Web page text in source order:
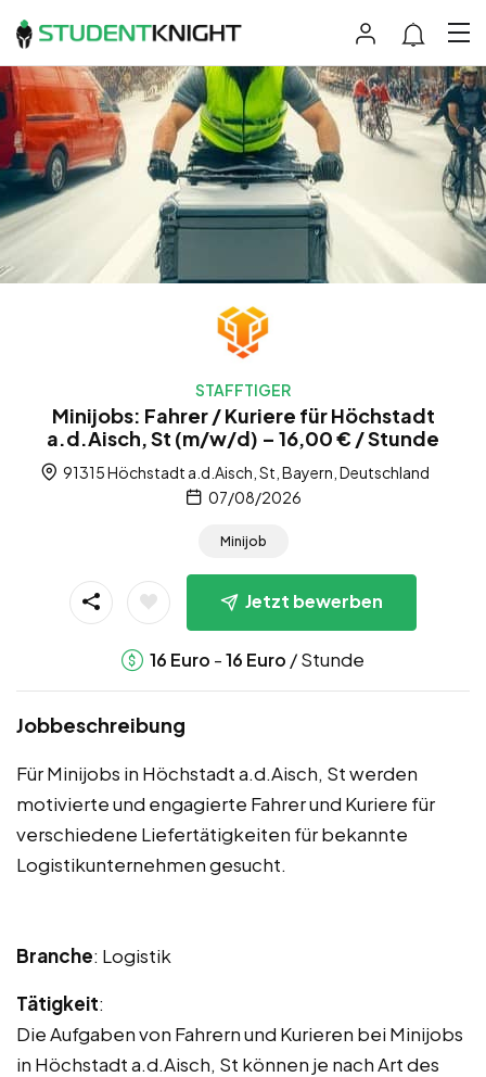
STAFFTIGER
Minijobs: Fahrer / Kuriere für Höchstadt
a.d.Aisch, St (m/w/d) – 16,00 € / Stunde
91315 Höchstadt a.d.Aisch, St, Bayern, Deutschland
07/08/2026
Minijob
Jetzt bewerben
16 Euro -16 Euro / Stunde
Jobbeschreibung
Für Minijobs in Höchstadt a.d.Aisch, St werden
motivierte und engagierte Fahrer und Kuriere für
verschiedene Liefertätigkeiten für bekannte
Logistikunternehmen gesucht.
Branche: Logistik
Tätigkeit:
Die Aufgaben von Fahrern und Kurieren bei Minijobs
in Höchstadt a.d.Aisch, St können je nach Art des